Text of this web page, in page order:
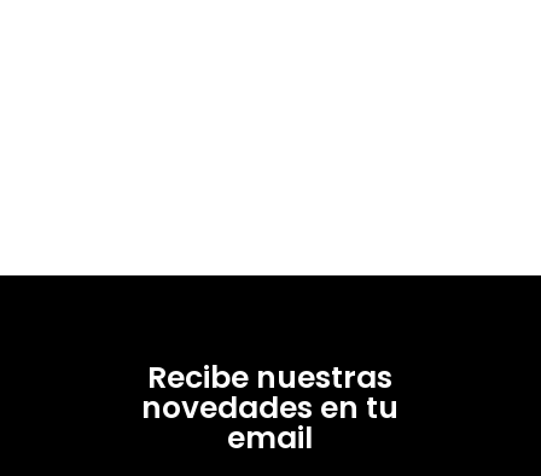
Recibe nuestras
novedades en tu
email